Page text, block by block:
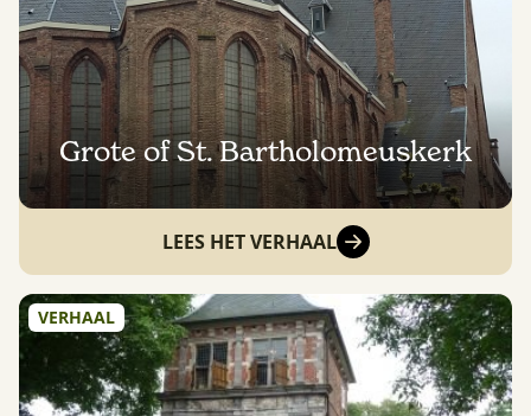
Grote of St. Bartholomeuskerk
LEES HET VERHAAL
VERHAAL